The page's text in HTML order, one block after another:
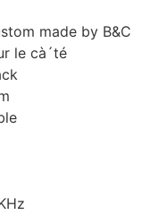
made by B&C
le cà´té